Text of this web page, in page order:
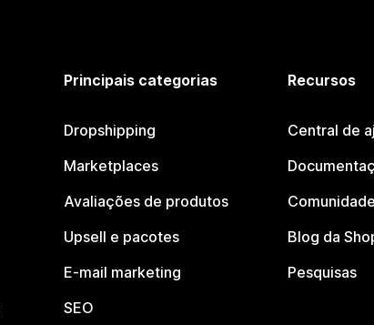
Principais categorias
Dropshipping
Marketplaces
Avaliações de produtos
Upsell e pacotes
E-mail marketing
SEO
Recursos
Central de
Blog da
Pesquisas